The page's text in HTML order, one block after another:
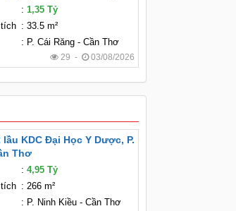
:1,35 Tỷ
tích :33.5 m²
: P. Cái Răng - Cần Thơ
29 - 03/08/2026
KDC Đại Học Y Dược, P.
Thơ
:4,95 Tỷ
tích :266 m²
: P. Ninh Kiều - Cần Thơ